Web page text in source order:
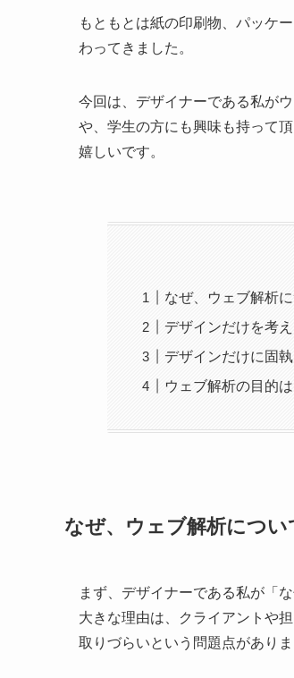
もともとは紙の印刷物、パッケ
わってきました。
今回は、デザイナーである私が
や、学生の方にも興味も持って
嬉しいです。
なぜ、ウェブ解析
デザインだけを考
デザインだけに固
ウェブ解析の目的
なぜ、ウェブ解析につ
まず、デザイナーである私が「
大きな理由は、クライアントや
取りづらいという問題点がありま